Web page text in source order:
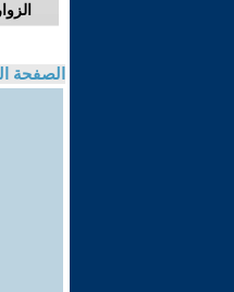
الزوار
الصفحة